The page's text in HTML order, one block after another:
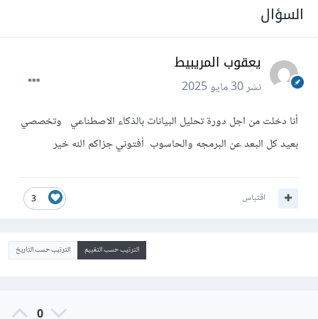
السؤال
يعقوب المريبيط
نشر30 مايو 2025
أنا دخلت من اجل دورة تحليل البيانات بالذكاء الاصطناعي وتخصصي
بعيد كل البعد عن البرمجه والحاسوب أفتوني جزاكم الله خير
3 اقتباس
الترتيب حسب التقييم الترتيب حسب التاريخ